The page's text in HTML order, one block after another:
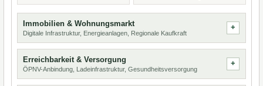
Immobilien & Wohnungsmarkt
Digitale Infrastruktur, Energieanlagen, Regionale Kaufkraft
Erreichbarkeit & Versorgung
ÖPNV-Anbindung, Ladeinfrastruktur, Gesundheitsversorgung